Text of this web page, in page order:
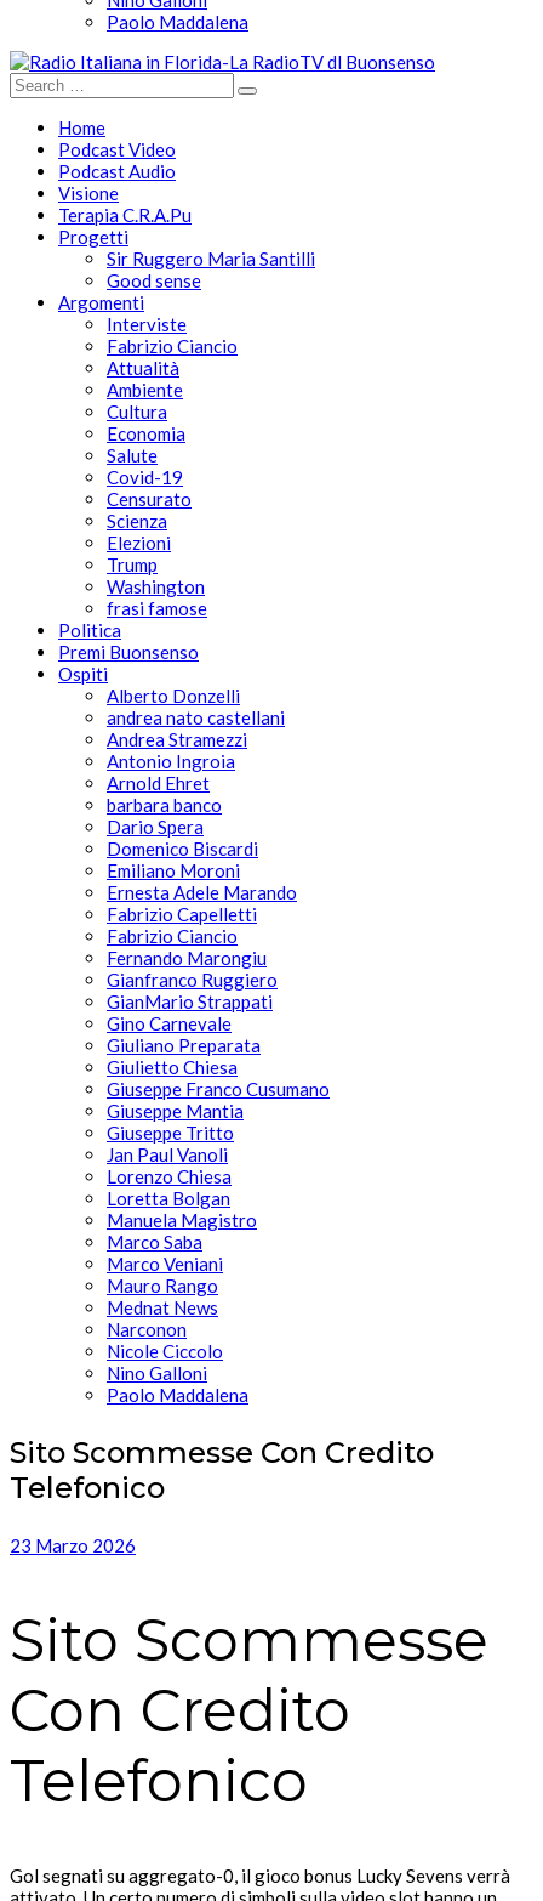
Paolo Maddalena
Home
Podcast Video
Podcast Audio
Visione
Terapia C.R.A.Pu
Progetti
Sir Ruggero Maria Santilli
Good sense
Argomenti
Interviste
Fabrizio Ciancio
Attualità
Ambiente
Cultura
Economia
Salute
Covid-19
Censurato
Scienza
Elezioni
Trump
Washington
frasi famose
Politica
Premi Buonsenso
Ospiti
Alberto Donzelli
andrea nato castellani
Andrea Stramezzi
Antonio Ingroia
Arnold Ehret
barbara banco
Dario Spera
Domenico Biscardi
Emiliano Moroni
Ernesta Adele Marando
Fabrizio Capelletti
Fabrizio Ciancio
Fernando Marongiu
Gianfranco Ruggiero
GianMario Strappati
Gino Carnevale
Giuliano Preparata
Giulietto Chiesa
Giuseppe Franco Cusumano
Giuseppe Mantia
Giuseppe Tritto
Jan Paul Vanoli
Lorenzo Chiesa
Loretta Bolgan
Manuela Magistro
Marco Saba
Marco Veniani
Mauro Rango
Mednat News
Narconon
Nicole Ciccolo
Nino Galloni
Paolo Maddalena
Sito Scommesse Con Credito
Telefonico
23 Marzo 2026
Sito Scommesse
Con Credito
Telefonico
Gol segnati su aggregato-0, il gioco bonus Lucky Sevens verrà